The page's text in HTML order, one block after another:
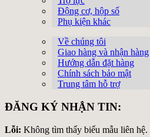
Động cơ, hộp số
Phụ kiện khác
Về chúng tôi
Giao hàng và nhận hàng
Hướng dẫn đặt hàng
Chính sách bảo mật
Trung tâm hỗ trợ
ĐĂNG KÝ NHẬN TIN:
Lỗi: Không tìm thấy biểu mẫu liên hệ.